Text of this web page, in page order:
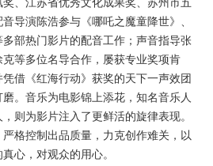
导演陈浩参与《哪吒之魔童降世》、
多部热门影片的配音工作；声音指导张
等多位名导合作，屡获专业奖项肯
借《红海行动》获奖的天下一声效团
。音乐为电影锦上添花，知名音乐人
则为影片注入了更鲜活的旋律表现。
格控制出品质量，力克创作难关，以
心，对观众的用心。